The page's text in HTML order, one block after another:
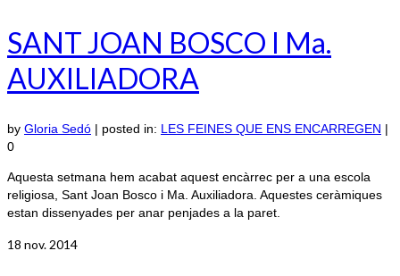
SANT JOAN BOSCO I Ma.
AUXILIADORA
by Gloria Sedó | posted in: LES FEINES QUE ENS ENCARREGEN |
0
Aquesta setmana hem acabat aquest encàrrec per a una escola
religiosa, Sant Joan Bosco i Ma. Auxiliadora. Aquestes ceràmiques
estan dissenyades per anar penjades a la paret.
18 nov. 2014